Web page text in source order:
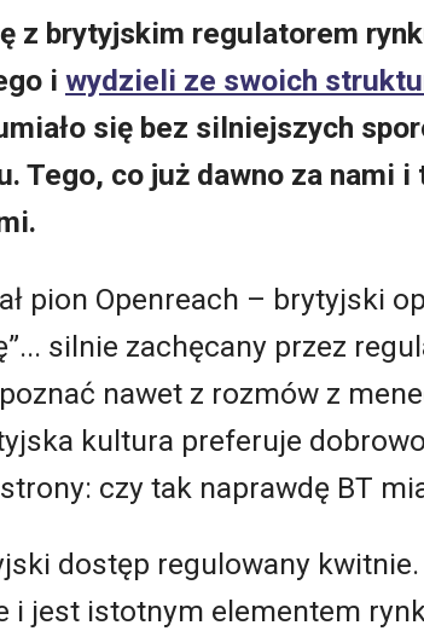
z brytyjskim regulatorem
i wydzieli ze swoich
się bez silniejszych
Tego, co już dawno za nami i
pion Openreach – brytyjski
silnie zachęcany przez
nawet z rozmów z
kultura preferuje
czy tak naprawdę BT
dostęp regulowany kwitnie.
i jest istotnym elementem